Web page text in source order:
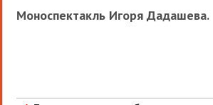
Моноспектакль Игоря Дадашева.